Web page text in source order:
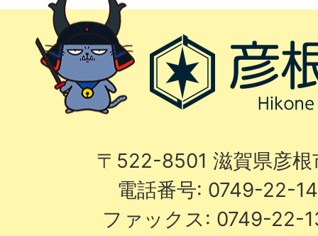
〒522-8501 滋賀県彦
電話番号: 0749-22-
ファックス: 0749-22-